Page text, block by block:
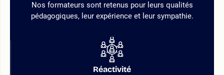
Nos formateurs sont retenus pour leurs qualités
pédagogiques, leur expérience et leur sympathie.
Réactivité